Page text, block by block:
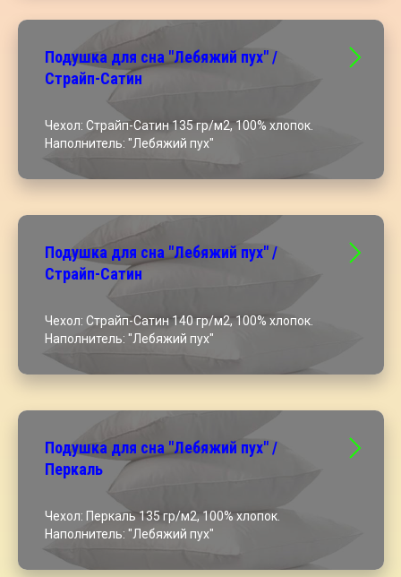
Подушка для сна "Лебяжий пух" /
Страйп-Сатин
Чехол: Страйп-Сатин 135 гр/м2, 100% хлопок.
Наполнитель: "Лебяжий пух"
Подушка для сна "Лебяжий пух" /
Страйп-Сатин
Чехол: Страйп-Сатин 140 гр/м2, 100% хлопок.
Наполнитель: "Лебяжий пух"
Подушка для сна "Лебяжий пух" /
Перкаль
Чехол: Перкаль 135 гр/м2, 100% хлопок.
Наполнитель: "Лебяжий пух"